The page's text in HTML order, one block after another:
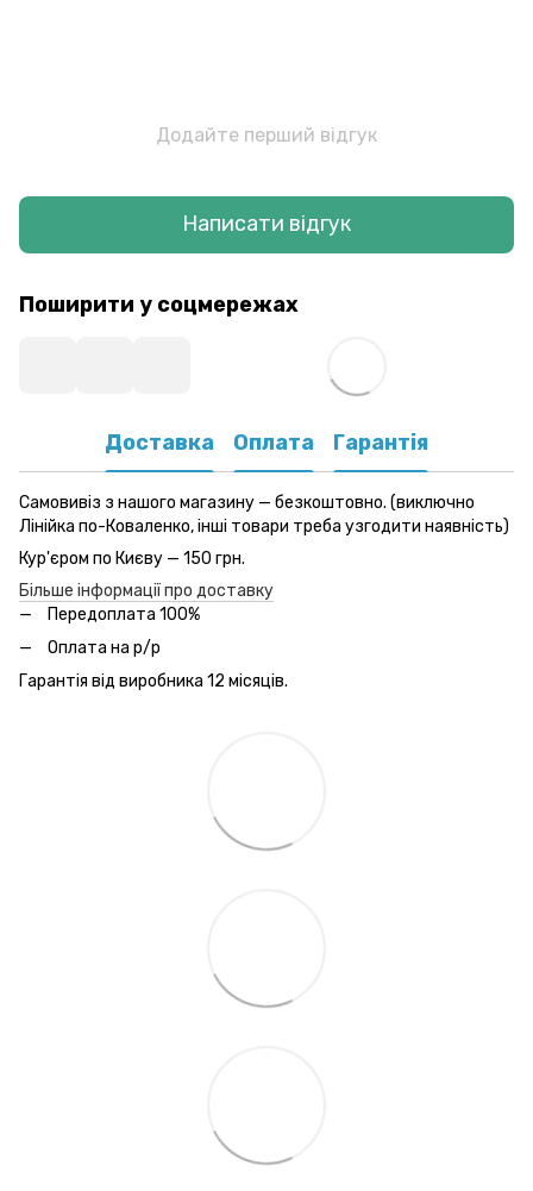
Додайте перший відгук
Написати відгук
Поширити у соцмережах
Доставка Оплата Гарантія
Самовивіз з нашого магазину — безкоштовно. (виключно
Лінійка по-Коваленко, інші товари треба узгодити наявність)
Кур'єром по Києву — 150 грн.
Більше інформації про доставку
Передоплата 100%
Оплата на р/р
Гарантія від виробника 12 місяців.